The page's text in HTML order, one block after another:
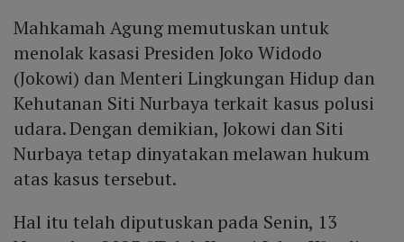
Mahkamah Agung memutuskan untuk
menolak kasasi Presiden Joko Widodo
(Jokowi) dan Menteri Lingkungan Hidup dan
Kehutanan Siti Nurbaya terkait kasus polusi
udara. Dengan demikian, Jokowi dan Siti
Nurbaya tetap dinyatakan melawan hukum
atas kasus tersebut.
Hal itu telah diputuskan pada Senin, 13